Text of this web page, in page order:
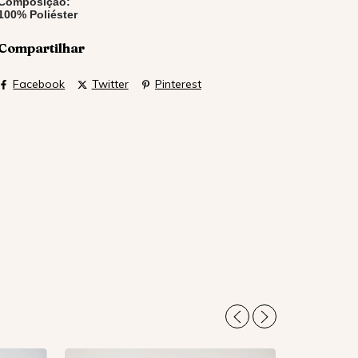
Poliéster
Facebook Twitter Pinterest